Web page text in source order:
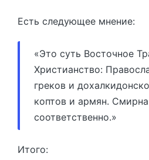
Есть следующее мнение:
«Это суть Восточное
Христианство:
греков и
коптов и армян.
соответственно.»
Итого: